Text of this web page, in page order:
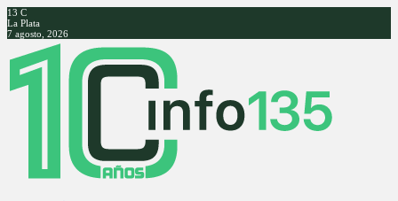
13 C
La Plata
7 agosto, 2026
Facebook
Twitter
Instagram
Youtube